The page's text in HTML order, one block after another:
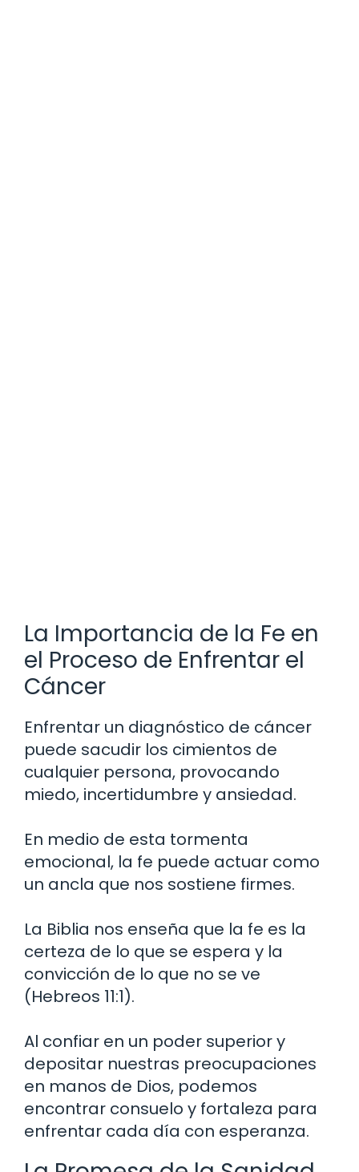
La Importancia de la Fe en
el Proceso de Enfrentar el
Cáncer
Enfrentar un diagnóstico de cáncer
puede sacudir los cimientos de
cualquier persona, provocando
miedo, incertidumbre y ansiedad.
En medio de esta tormenta
emocional, la fe puede actuar como
un ancla que nos sostiene firmes.
La Biblia nos enseña que la fe es la
certeza de lo que se espera y la
convicción de lo que no se ve
(Hebreos 11:1).
Al confiar en un poder superior y
depositar nuestras preocupaciones
en manos de Dios, podemos
encontrar consuelo y fortaleza para
enfrentar cada día con esperanza.